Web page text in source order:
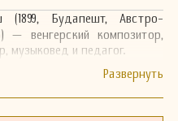
Будапешт, Австро-
— венгерский композитор,
музыковед и педагог.